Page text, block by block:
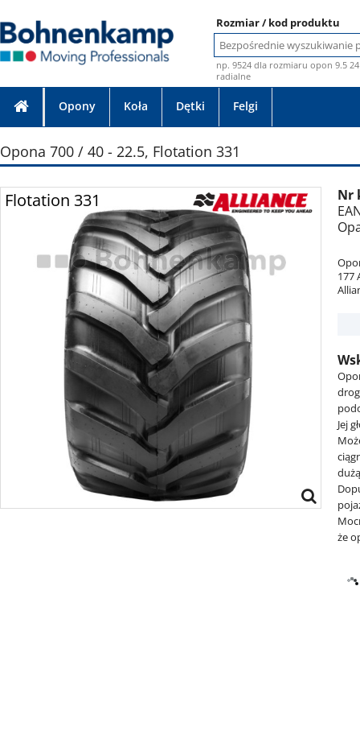
Rozmiar / kod produktu
np. 9524 dla rozmiaru opon 9.5
radialne
Opony Koła Dętki Felgi
Opona 700 / 40 - 22.5, Flotation 331
Flotation 331 Zdjęcie bez gwarancji
Nr
177
Jej
że